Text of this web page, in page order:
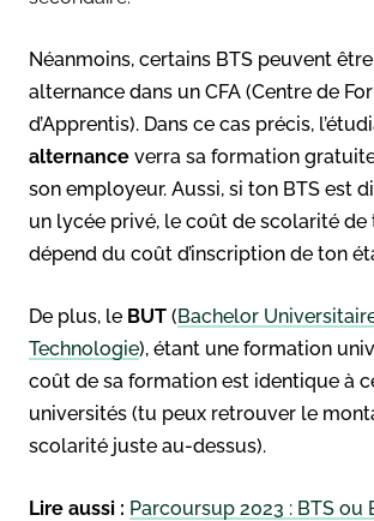
Néanmoins, certains BTS peuvent
alternance dans un CFA (Centre de
d’Apprentis). Dans ce cas précis,
alternance verra sa formation
son employeur. Aussi, si ton BTS est
un lycée privé, le coût de scolarité de
dépend du coût d’inscription de ton
De plus, le BUT (Bachelor
Technologie), étant une formation
coût de sa formation est identique à
universités (tu peux retrouver le
scolarité juste au-dessus).
Lire aussi : Parcoursup 2023 : BTS ou